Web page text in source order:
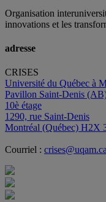
Organisation
innovations et les
adresse
CRISES
Université du Québec à
Pavillon Saint-Denis
10è étage
1290, rue Saint-Denis
Montréal (Québec) H2X
Courriel : crises@uqam.ca